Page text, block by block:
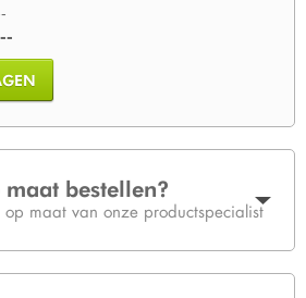
bestellen?
maat van onze productspecialist